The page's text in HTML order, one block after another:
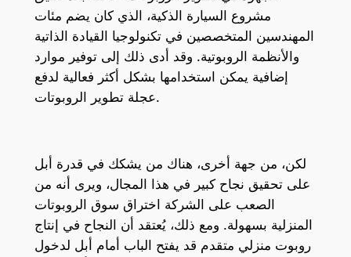
مشروع السيارة الذكية، الذي كان يضم مئات
المهندسين المتخصصين في تكنولوجيا القيادة الذاتية
والأنظمة الروبوتية. وقد أدى ذلك إلى توفير موارد
إضافية يمكن استخدامها بشكل أكثر فعالية لدفع
عجلة تطوير الروبوتات.
لكن، من جهة أخرى، هناك من يشكك في قدرة أبل
على تحقيق نجاح كبير في هذا المجال، ويرى أنه من
الصعب على الشركة اختراق سوق الروبوتات
المنزلية بسهولة. ومع ذلك، يُعتقد أن النجاح في إنتاج
روبوت منزلي متقدم قد يفتح الباب أمام أبل لدخول